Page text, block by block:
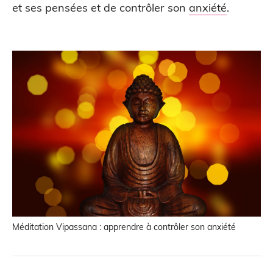
et ses pensées et de contrôler son anxiété.
Méditation Vipassana : apprendre à contrôler son anxiété